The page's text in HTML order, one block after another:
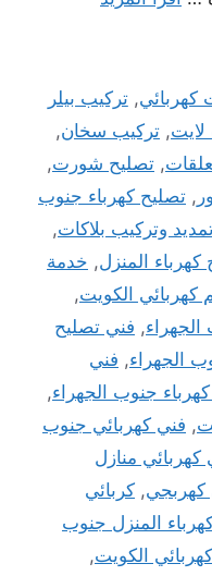
كهربائي,تركيب بيلر
, تركيب سخان,
, تصليح شورت,
, تصليح كهرباء جنوب
وتركيب بلاكات,
المنزل, خدمة
كهربائي الكويت,
, فني تصليح
الجهراء, فني
جنوب الجهراء,
, فني كهربائي جنوب
كهربائي منازل
كهربجي, كربائي
المنزل جنوب
كهربائي الكويت,